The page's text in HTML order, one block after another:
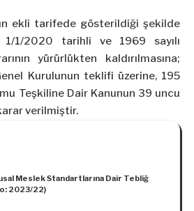
ekli tarifede gösterildiği şekilde
1/2020 tarihli ve 1969 sayılı
yürürlükten kaldırılmasına;
Kurulunun teklifi üzerine, 195
Teşkiline Dair Kanunun 39 uncu
verilmiştir.
Meslek Standartlarına Dair Tebliğ
2023/22)